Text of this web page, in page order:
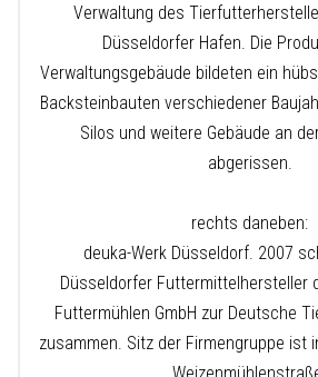
Verwaltung des
Düsseldorfer Hafen. Die
Verwaltungsgebäude bildeten ein
Backsteinbauten verschiedener
Silos und weitere Gebäude an
abgerissen.
rechts daneben:
deuka-Werk Düsseldorf. 2007
Düsseldorfer Futtermittelhersteller
Futtermühlen GmbH zur Deutsche
zusammen. Sitz der Firmengruppe ist